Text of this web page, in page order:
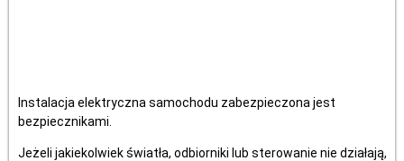
Instalacja elektryczna samochodu zabezpieczona jest
bezpiecznikami.
Jeżeli jakiekolwiek światła, odbiorniki lub sterowanie nie działają,